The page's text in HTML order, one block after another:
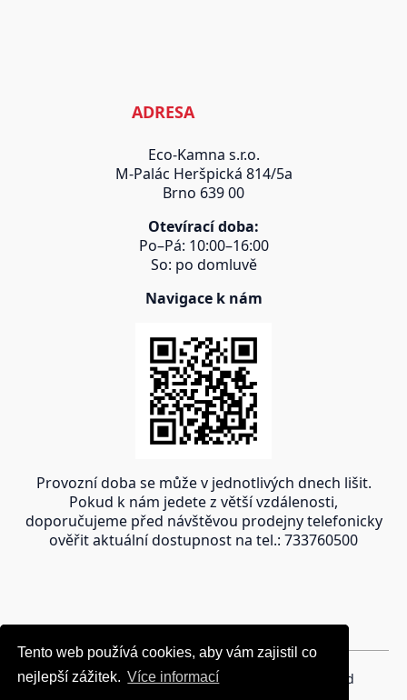
Tento web používá cookies, aby vám zajistil co
nejlepší zážitek. Více informací
Tento web používá cookies, aby vám zajistil co
nejlepší zážitek. Více informací
ADRESA
Eco-Kamna s.r.o.
M-Palác Heršpická 814/5a
Brno 639 00
Otevírací doba:
Po–Pá: 10:00–16:00
So: po domluvě
Navigace k nám
Provozní doba se může v jednotlivých dnech lišit.
Pokud k nám jedete z větší vzdálenosti,
doporučujeme před návštěvou prodejny telefonicky
ověřit aktuální dostupnost na tel.: 733760500
Copyright © 2024 oravakrb.sk, All rights reserved